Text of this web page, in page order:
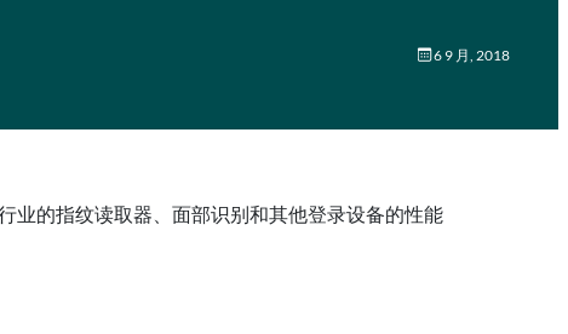
6 9 月, 2018
业的指纹读取器、面部识别和其他登录设备的性能